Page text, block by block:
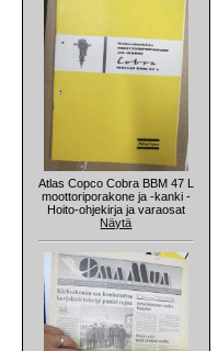
Atlas Copco Cobra BBM 47 L
moottoriporakone ja -kanki -
Hoito-ohjekirja ja varaosat
Näytä